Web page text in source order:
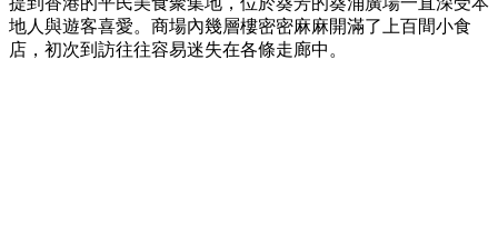
地人與遊客喜愛。商場內幾層樓密密麻麻開滿了上百間小食
店，初次到訪往往容易迷失在各條走廊中。